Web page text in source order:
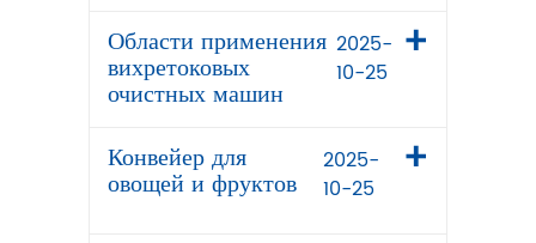
Области применения
вихретоковых
очистных машин
2025-
10-25
Конвейер для
овощей и фруктов
2025-
10-25